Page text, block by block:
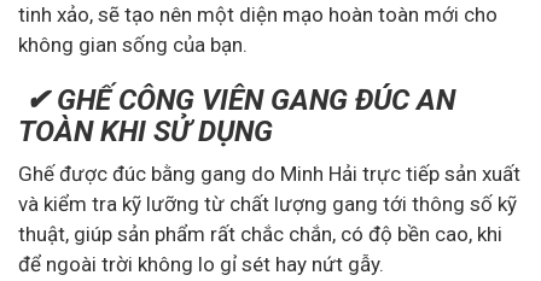
tinh xảo, sẽ tạo nên một diện mạo hoàn toàn mới cho
không gian sống của bạn.
✔ GHẾ CÔNG VIÊN GANG ĐÚC AN
TOÀN KHI SỬ DỤNG
Ghế được đúc bằng gang do Minh Hải trực tiếp sản xuất
và kiểm tra kỹ lưỡng từ chất lượng gang tới thông số kỹ
thuật, giúp sản phẩm rất chắc chắn, có độ bền cao, khi
để ngoài trời không lo gỉ sét hay nứt gẫy.